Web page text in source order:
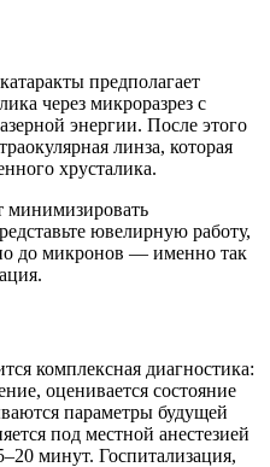
предполагает
через микроразрез с
энергии. После этого
линза, которая
хрусталика.
минимизировать
ювелирную работу,
до микронов — именно так
комплексная диагностика:
оценивается состояние
параметры будущей
под местной анестезией
минут. Госпитализация,